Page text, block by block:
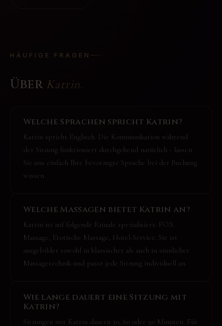
HÄUFIGE FRAGEN
Über Katrin.
Welche Sprachen spricht Katrin?
Katrin spricht Englisch. Die Kommunikation während
der Sitzung funktioniert durchgehend natürlich - lassen
Sie uns einfach Ihre bevorzugte Sprache bei der Buchung
wissen.
Welche Massagen bietet Katrin an?
Katrin ist auf folgende Rituale spezialisiert: FOX
Massage, Erotische Massage, Hotel-Service. Sie ist
ausgebildet sowohl in klassischer als auch in sinnlicher
Massagetechnik und passt jede Sitzung individuell an.
Wie lange dauert eine Sitzung mit
Katrin?
Sitzungen mit Katrin dauern 30, 60 oder 90 Minuten. Für